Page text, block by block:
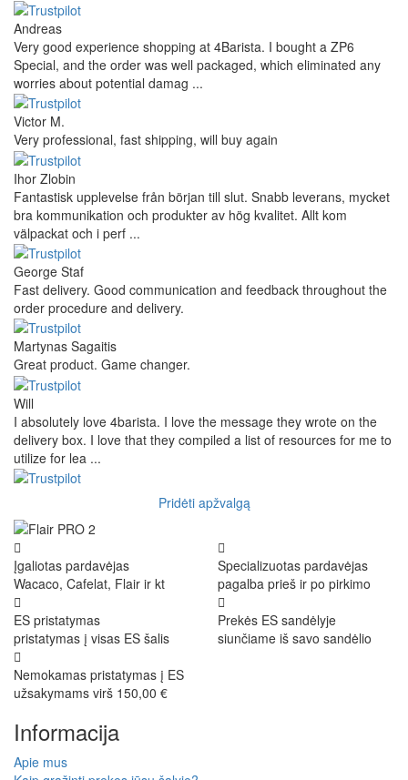
Andreas
Very good experience shopping at 4Barista. I bought a ZP6
Special, and the order was well packaged, which eliminated any
worries about potential damag ...
Victor M.
Very professional, fast shipping, will buy again
Ihor Zlobin
Fantastisk upplevelse från början till slut. Snabb leverans, mycket
bra kommunikation och produkter av hög kvalitet. Allt kom
välpackat och i perf ...
George Staf
Fast delivery. Good communication and feedback throughout the
order procedure and delivery.
Martynas Sagaitis
Great product. Game changer.
Will
I absolutely love 4barista. I love the message they wrote on the
delivery box. I love that they compiled a list of resources for me to
utilize for lea ...
Pridėti apžvalgą
Įgaliotas pardavėjas
Wacaco, Cafelat, Flair ir kt
Specializuotas pardavėjas
pagalba prieš ir po pirkimo
ES pristatymas
pristatymas į visas ES šalis
Prekės ES sandėlyje
siunčiame iš savo sandėlio
Nemokamas pristatymas į ES
užsakymams virš 150,00 €
Informacija
Apie mus